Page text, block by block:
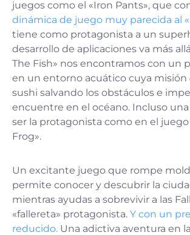
juegos como el «Iron Pants», que
dinámica de juego muy parecida al
tiene como protagonista a un
desarrollo de aplicaciones va más
The Fish» nos encontramos con un
en un entorno acuático cuya misión
sushi salvando los obstáculos e
encuentre en el océano. Incluso
ser la protagonista como en el
Frog».
Un excitante juego que rompe
permite conocer y descubrir la
mientras ayudas a sobrevivir a las
«fallereta» protagonista. Y con un
reducido. Una adictiva aventura en